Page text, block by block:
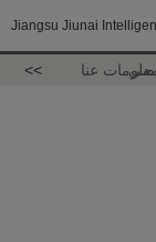
Jiangsu Jiunai
عنا >>